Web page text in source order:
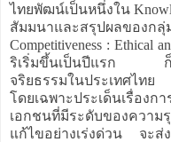
ไทยพัฒน์เป็นหนึ่งใน
สัมมนาและสรุปผลขอ
Competitiveness : Ethical
ริเริ่มขึ้นเป็นปีแรก ก็ด้
จริยธรรมในประเทศไท
โดยเฉพาะประเด็นเรื่อง
เอกชนที่มีระดับของควา
แก้ไขอย่างเร่งด่วน จะส่